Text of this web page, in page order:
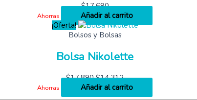
$17,690
Ahorras
Añadir al carrito
¡Oferta!
Bolsos y Bolsas
Bolsa Nikolette
$17,890 $14,312
Ahorras Añadir al carrito